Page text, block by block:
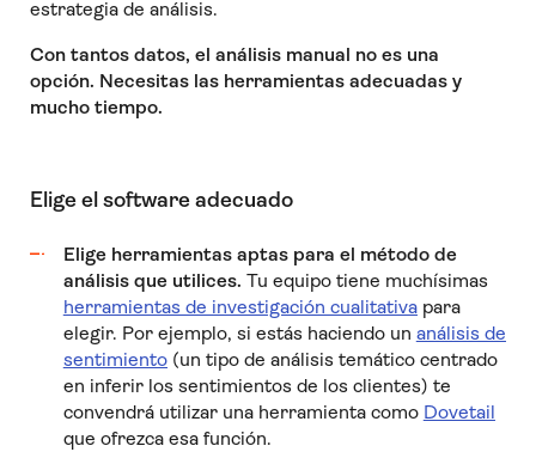
estrategia de análisis.
Con tantos datos, el análisis manual no es una
opción. Necesitas las herramientas adecuadas y
mucho tiempo.
Elige el software adecuado
Elige herramientas aptas para el método de
análisis que utilices. Tu equipo tiene muchísimas
herramientas de investigación cualitativapara
elegir. Por ejemplo, si estás haciendo un análisis de
sentimiento(un tipo de análisis temático centrado
en inferir los sentimientos de los clientes) te
convendrá utilizar una herramienta como Dovetail
que ofrezca esa función.